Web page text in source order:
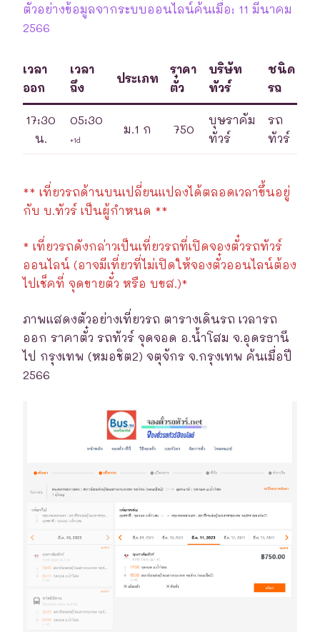
ตัวอย่างข้อมูลจากระบบออนไลน์ค้นเมื่อ: 11 มีนาคม
2566
เวลา
ออก
เวลา
ถึง
ประเภท
ราคา
ตั๋ว
บริษัท
ทัวร์
ชนิด
รถ
17:30
น.
05:30
+1d
ม.1 ก 750
บุษราคัม
ทัวร์
รถ
ทัวร์
** เที่ยวรถด้านบนเปลี่ยนแปลงได้ตลอดเวลาขึ้นอยู่
กับ บ.ทัวร์ เป็นผู้กำหนด **
* เที่ยวรถดังกล่าวเป็นเที่ยวรถที่เปิดจองตั๋วรถทัวร์
ออนไลน์ (อาจมีเที่ยวที่ไม่เปิดให้จองตั๋วออนไลน์ต้อง
ไปเช็คที่ จุดขายตั๋ว หรือ บขส.)*
ภาพแสดงตัวอย่างเที่ยวรถ ตารางเดินรถ เวลารถ
ออก ราคาตั๋ว รถทัวร์ จุดจอด อ.น้ำโสม จ.อุดรธานี
ไป กรุงเทพ (หมอชิต2) จตุจักร จ.กรุงเทพ ค้นเมื่อปี
2566